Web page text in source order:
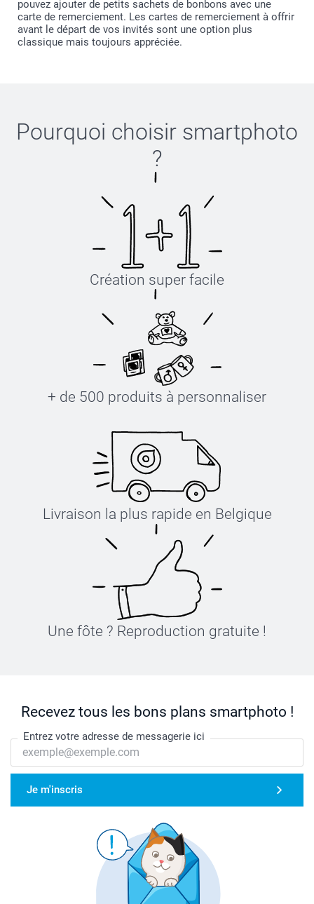
pouvez ajouter de petits sachets de bonbons avec une
carte de remerciement. Les cartes de remerciement à offrir
avant le départ de vos invités sont une option plus
classique mais toujours appréciée.
Pourquoi choisir smartphoto
?
Création super facile
+ de 500 produits à personnaliser
Livraison la plus rapide en Belgique
Une fôte ? Reproduction gratuite !
Recevez tous les bons plans smartphoto !
Entrez votre adresse de messagerie ici
Je m'inscris